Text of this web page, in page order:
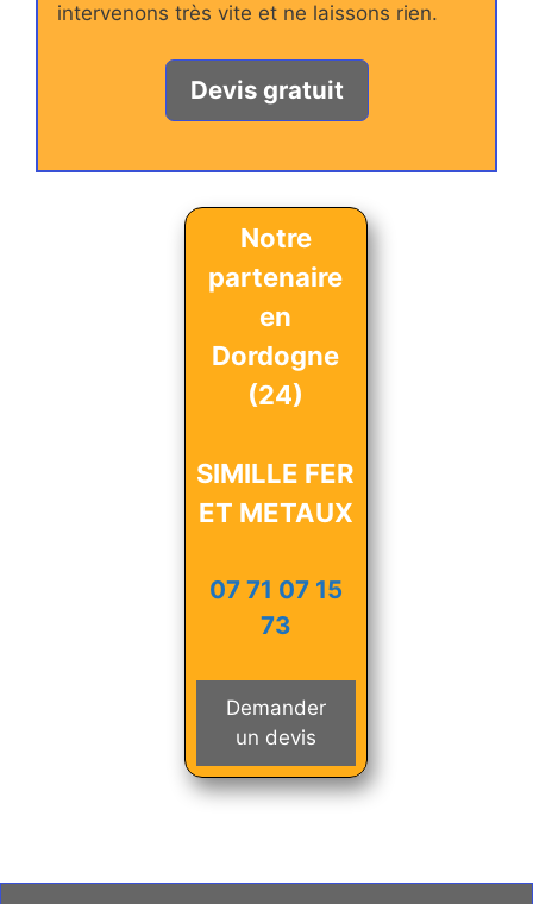
intervenons très vite et ne laissons rien.
Devis gratuit
Notre
partenaire
en
Dordogne
(24)
SIMILLE FER
ET METAUX
07 71 07 15
73
Demander
un devis